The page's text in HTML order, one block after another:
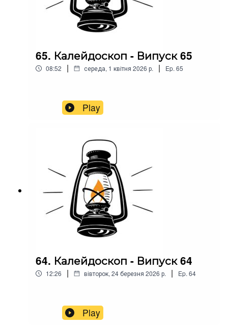
65. Калейдоскоп - Випуск 65
08:52 | середа, 1 квітня 2026 р. | Ep. 65
Play
64. Калейдоскоп - Випуск 64
12:26 | вівторок, 24 березня 2026 р. | Ep. 64
Play